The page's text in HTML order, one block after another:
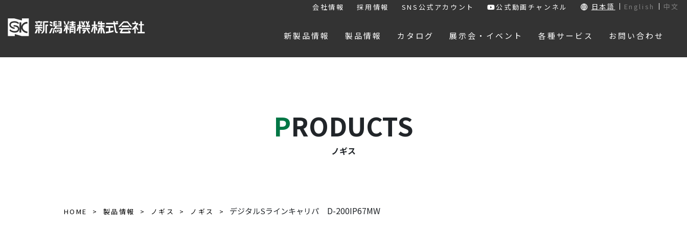
会社情報 採用情報 SNS公式アカウント 公式動画チャンネル 日本語 English 中文
新製品情報 製品情報 カタログ 展示会・イベント 各種サービス お問い合わせ
PRODUCTS
ノギス
HOME 製品情報 ノギス ノギス デジタルSラインキャリパ D-200IP67MW